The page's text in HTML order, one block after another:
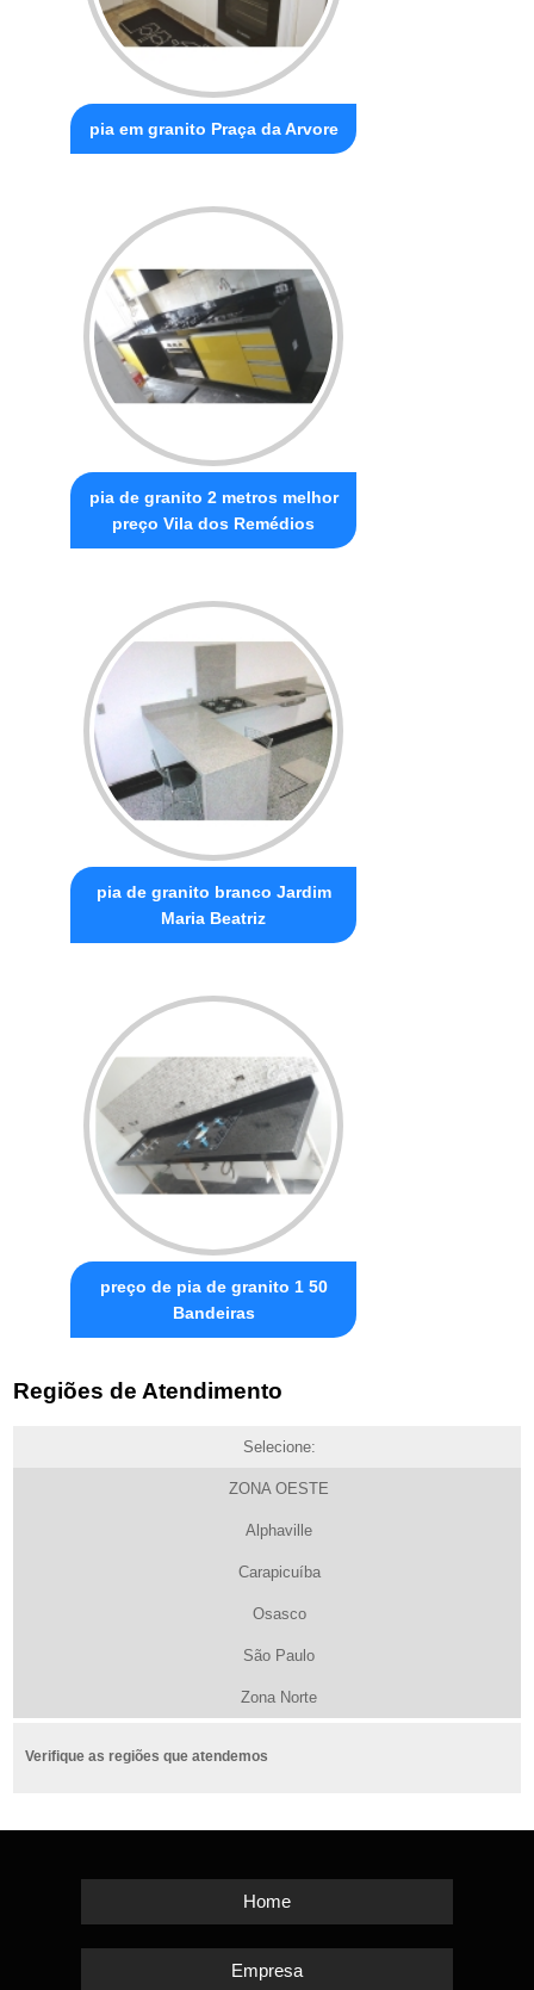
pia em granito Praça da Arvore
pia de granito 2 metros melhor
preço Vila dos Remédios
pia de granito branco Jardim
Maria Beatriz
preço de pia de granito 1 50
Bandeiras
Regiões de Atendimento
Selecione:
ZONA OESTE
Alphaville
Carapicuíba
Osasco
São Paulo
Zona Norte
Verifique as regiões que atendemos
Home
Empresa